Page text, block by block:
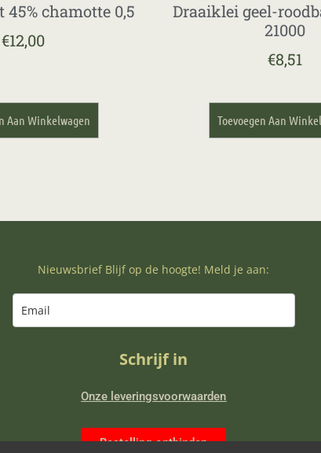
chamotte 0,5
€12,00
Aan Winkelwagen
Draaiklei geel-
21000
€8,51
Toevoegen Aan
Nieuwsbrief Blijf op de hoogte! Meld je aan:
Schrijf in
Onze leveringsvoorwaarden
Bestelling ontbinden